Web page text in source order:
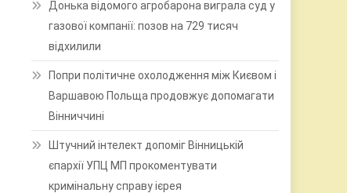
Донька відомого агробарона виграла суд у
газової компанії: позов на 729 тисяч
відхилили
Попри політичне охолодження між Києвом і
Варшавою Польща продовжує допомагати
Вінниччині
Штучний інтелект допоміг Вінницькій
єпархії УПЦ МП прокоментувати
кримінальну справу ієрея